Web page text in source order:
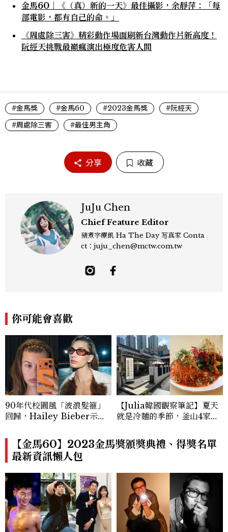
金馬60｜《（真）新的一天》最佳攝影，余靜萍：「每
部電影，都有自己的命。」
《周處除三害》精彩動作場面刷新台灣動作片新高度！
阮經天挑戰最巔瘋演出極度危害人間
#金馬獎 #金馬60 #2023金馬獎
#阮經天
#周處除三害
#最佳男主角
分享 收藏
JuJu Chen
Chief Feature Editor
豬煮字療飢 Ha The Day 写真家 Conta
ct：juju_chen@mctw.com.tw
你可能會喜歡
90年代校園風「波浪髮箍」
回歸，Hailey Bieber示範
u髮箍未開賣先爆紅！
【Julia韓國觀察筆記】夏天
就是冷麵的季節，釜山4家必
【金馬60】2023金馬獎頒獎典禮、得獎名單
最新資訊懶人包